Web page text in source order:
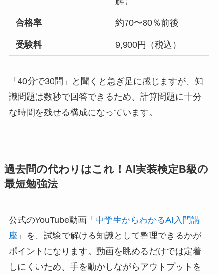
合格率 約70〜80％前後
受験料 9,900円（税込）
「40分で30問」と聞くと急ぎ足に感じますが、知
識問題は数秒で回答できるため、計算問題に十分
な時間を残せる構成になっています。
過去問の代わりはこれ！AI実装検定B級の
最短勉強法
公式のYouTube動画「 中学生からわかるAI入門講
座 」を、試験で解ける知識として整理できるかが
ポイントになります。動画を眺めるだけでは定着
しにくいため、手を動かしながらアウトプットを